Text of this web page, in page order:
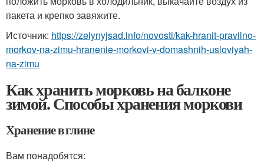
пакета и крепко завяжите.
Источник: https://zelynyjsad.info/novosti/kak-hranit-pravilno-
morkov-na-zimu-hranenie-morkovi-v-domashnih-usloviyah-
na-zimu
Как хранить морковь на балконе
зимой. Способы хранения моркови
Хранение в глине
Вам понадобятся: